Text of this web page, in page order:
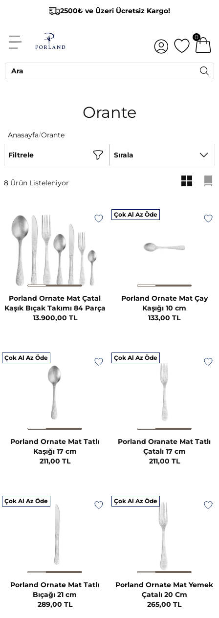
2500₺ ve Üzeri Ücretsiz Kargo!
0
Orante
Anasayfa/Orante
8 Ürün Listeleniyor
Filtrele Sırala
Porland Ornate Mat Çatal
Kaşık Bıçak Takımı 84 Parça
13.900,00 TL
Çok Al Az Öde
Porland Ornate Mat Çay
Kaşığı 10 cm
133,00 TL
Çok Al Az Öde
Porland Ornate Mat Tatlı
Kaşığı 17 cm
211,00 TL
Çok Al Az Öde
Porland Oranate Mat Tatlı
Çatalı 17 cm
211,00 TL
Çok Al Az Öde
Porland Ornate Mat Tatlı
Bıçağı 21 cm
289,00 TL
Çok Al Az Öde
Porland Ornate Mat Yemek
Çatalı 20 Cm
265,00 TL